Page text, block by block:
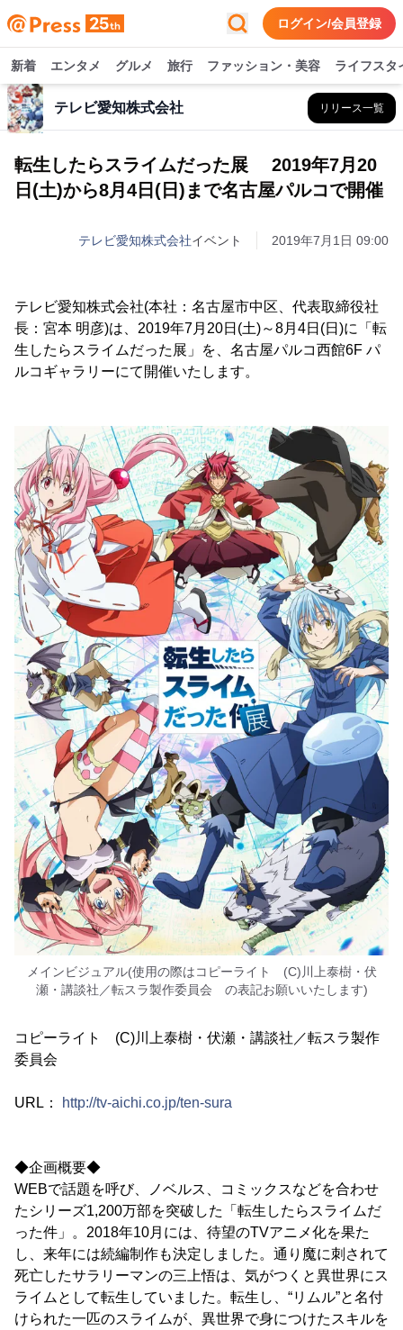
ログイン/会員登録
新着 エンタメ グルメ 旅行 ファッション・美容 ライフスタ
テレビ愛知株式会社 リリース一覧
転生したらスライムだった展 2019年7月20
日(土)から8月4日(日)まで名古屋パルコで開催
テレビ愛知株式会社イベント 2019年7月1日 09:00
テレビ愛知株式会社(本社：名古屋市中区、代表取締役社
長：宮本 明彦)は、2019年7月20日(土)～8月4日(日)に「転
生したらスライムだった展」を、名古屋パルコ西館6F パ
ルコギャラリーにて開催いたします。
メインビジュアル(使用の際はコピーライト (C)川上泰樹・伏
瀬・講談社／転スラ製作委員会 の表記お願いいたします)
コピーライト (C)川上泰樹・伏瀬・講談社／転スラ製作
委員会
URL： http://tv-aichi.co.jp/ten-sura
◆企画概要◆
WEBで話題を呼び、ノベルス、コミックスなどを合わせ
たシリーズ1,200万部を突破した「転生したらスライムだ
った件」。2018年10月には、待望のTVアニメ化を果た
し、来年には続編制作も決定しました。通り魔に刺されて
死亡したサラリーマンの三上悟は、気がつくと異世界にス
ライムとして転生していました。転生し、“リムル”と名付
けられた一匹のスライムが、異世界で身につけたスキルを